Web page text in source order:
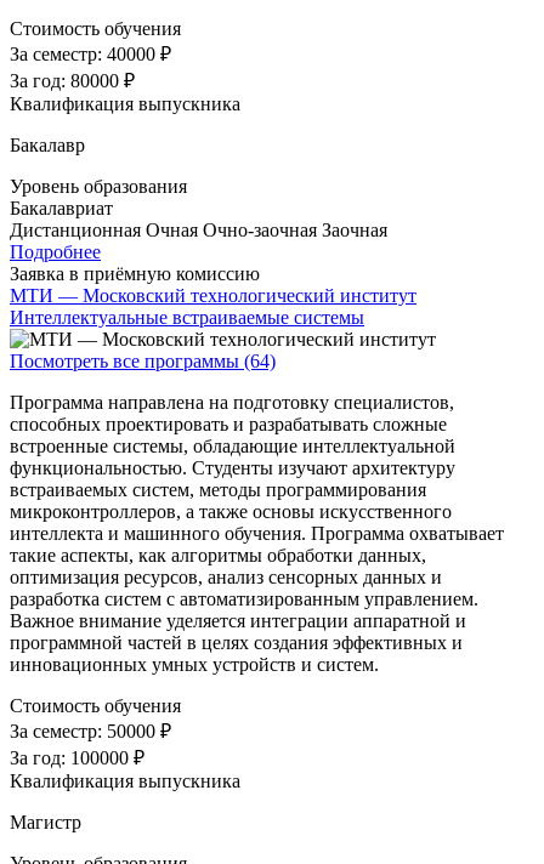
Стоимость обучения
За семестр: 40000 ₽
За год: 80000 ₽
Квалификация выпускника
Бакалавр
Уровень образования
Бакалавриат
Дистанционная Очная Очно-заочная Заочная
Подробнее
Заявка в приёмную комиссию
МТИ — Московский технологический институт
Интеллектуальные встраиваемые системы
Посмотреть все программы (64)
Программа направлена на подготовку специалистов,
способных проектировать и разрабатывать сложные
встроенные системы, обладающие интеллектуальной
функциональностью. Студенты изучают архитектуру
встраиваемых систем, методы программирования
микроконтроллеров, а также основы искусственного
интеллекта и машинного обучения. Программа охватывает
такие аспекты, как алгоритмы обработки данных,
оптимизация ресурсов, анализ сенсорных данных и
разработка систем с автоматизированным управлением.
Важное внимание уделяется интеграции аппаратной и
программной частей в целях создания эффективных и
инновационных умных устройств и систем.
Стоимость обучения
За семестр: 50000 ₽
За год: 100000 ₽
Квалификация выпускника
Магистр